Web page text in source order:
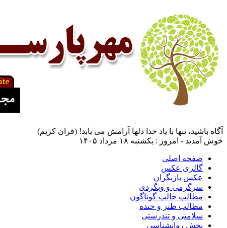
آگاه باشيد، تنها با ياد خدا دلها آرامش می ‏يابد! (قران کریم)
خوش آمدید - امروز : یکشنبه ۱۸ مرداد ۱۴۰۵
صفحه اصلی
گالری عکس
عکس بازیگران
سرگرمی و وبگردی
مطالب جالب گوناگون
مطالب طنز و خنده
سلامتی و تندرستی
بخش روانشناسی